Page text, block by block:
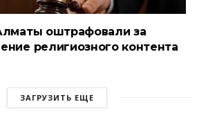
оштрафовали за
религиозного контента
ЗАГРУЗИТЬ ЕЩЕ